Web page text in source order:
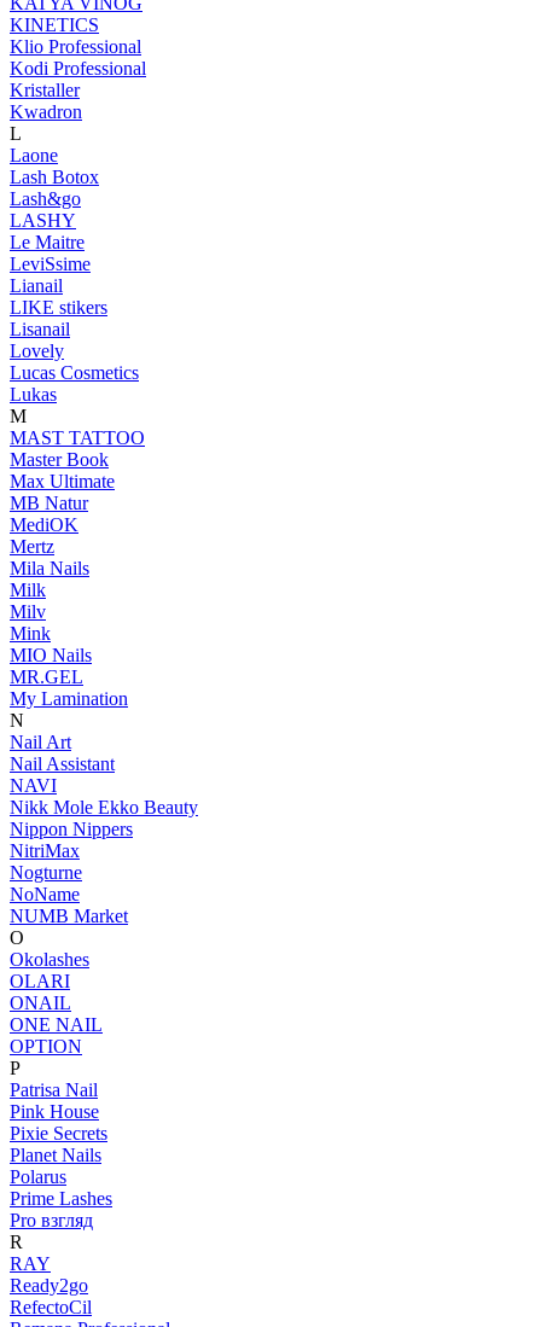
KINETICS
Klio Professional
Kodi Professional
Kristaller
Kwadron
L
Laone
Lash Botox
Lash&go
LASHY
Le Maitre
LeviSsime
Lianail
LIKE stikers
Lisanail
Lovely
Lucas Cosmetics
Lukas
M
MAST TATTOO
Master Book
Max Ultimate
MB Natur
MediOK
Mertz
Mila Nails
Milk
Milv
Mink
MIO Nails
MR.GEL
My Lamination
N
Nail Art
Nail Assistant
NAVI
Nikk Mole Ekko Beauty
Nippon Nippers
NitriMax
Nogturne
NoName
NUMB Market
O
Okolashes
OLARI
ONAIL
ONE NAIL
OPTION
P
Patrisa Nail
Pink House
Pixie Secrets
Planet Nails
Polarus
Prime Lashes
Pro взгляд
R
RAY
Ready2go
RefectoCil